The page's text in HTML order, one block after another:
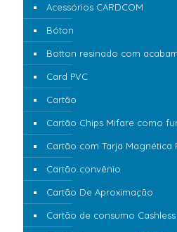
Acessórios CARDCOM
Bóton
Botton resinado com
Card PVC
Cartão
Cartão Chips Mifare como
Cartão com Tarja Magnética
Cartão convênio
Cartão De Aproximação
Cartão de consumo Cashless